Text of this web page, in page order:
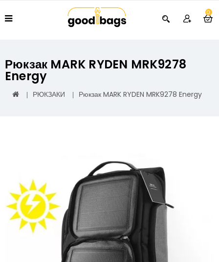
0
Рюкзак MARK RYDEN MRK9278
Energy
РЮКЗАКИ Рюкзак MARK RYDEN MRK9278 Energy